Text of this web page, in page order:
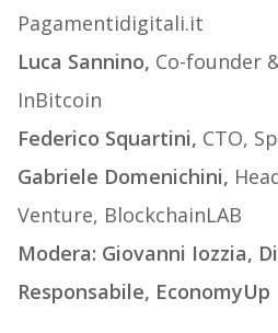
Pagamentidigitali.it
Luca Sannino, Co-founder
InBitcoin
Federico Squartini, CTO,
Gabriele Domenichini,
Venture, BlockchainLAB
Modera: Giovanni Iozzia,
Responsabile, EconomyUp